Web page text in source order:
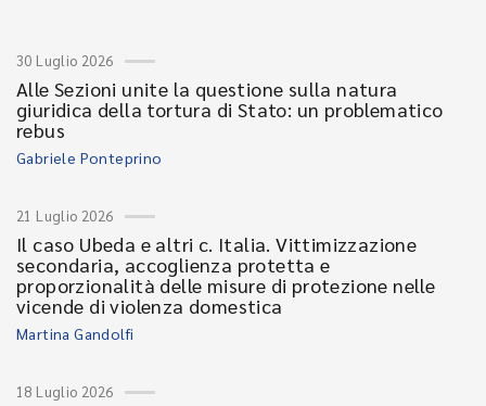
30 Luglio 2026
Alle Sezioni unite la questione sulla natura
giuridica della tortura di Stato: un problematico
rebus
Gabriele Ponteprino
21 Luglio 2026
Il caso Ubeda e altri c. Italia. Vittimizzazione
secondaria, accoglienza protetta e
proporzionalità delle misure di protezione nelle
vicende di violenza domestica
Martina Gandolfi
18 Luglio 2026